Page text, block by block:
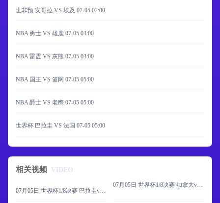
世非预 安哥拉 VS 埃及 07-05 02:00
NBA 勇士 VS 雄鹿 07-05 03:00
NBA 雷霆 VS 灰熊 07-05 03:00
NBA 国王 VS 篮网 07-05 05:00
NBA 爵士 VS 老鹰 07-05 05:00
世界杯 巴拉圭 VS 法国 07-05 05:00
相关视频 VIDEO
07月05日 世界杯1/8决赛 巴拉圭vs法国 全场录像
07月05日 世界杯1/8决赛 加拿大vs摩洛哥 全场录像